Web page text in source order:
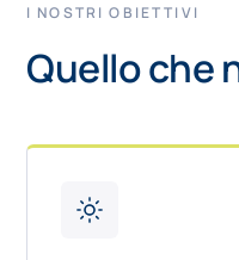
I NOSTRI OBIETTIVI
Quello che